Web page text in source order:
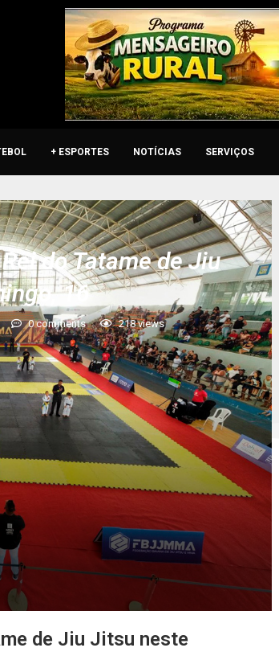
+ ESPORTES NOTÍCIAS SERVIÇOS
do Tatame de Jiu
16
0 comments 218views
de Jiu Jitsu neste